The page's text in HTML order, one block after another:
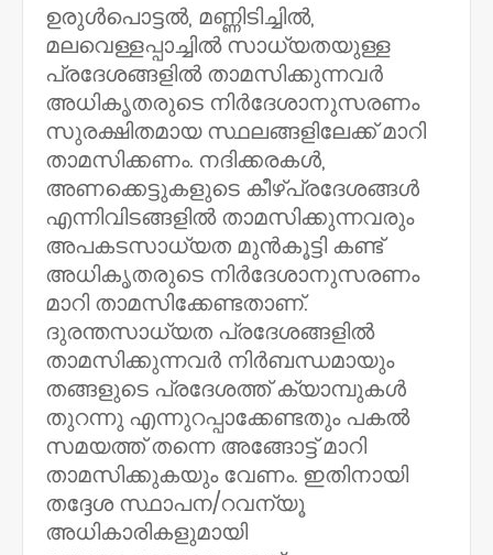
ഉരുൾപൊട്ടൽ, മണ്ണിടിച്ചിൽ,
മലവെള്ളപ്പാച്ചിൽ സാധ്യതയുള്ള
പ്രദേശങ്ങളിൽ താമസിക്കുന്നവർ
അധികൃതരുടെ നിർദേശാനുസരണം
സുരക്ഷിതമായ സ്ഥലങ്ങളിലേക്ക് മാറി
താമസിക്കണം. നദിക്കരകൾ,
അണക്കെട്ടുകളുടെ കീഴ്പ്രദേശങ്ങൾ
എന്നിവിടങ്ങളിൽ താമസിക്കുന്നവരും
അപകടസാധ്യത മുൻകൂട്ടി കണ്ട്
അധികൃതരുടെ നിർദേശാനുസരണം
മാറി താമസിക്കേണ്ടതാണ്.
ദുരന്തസാധ്യത പ്രദേശങ്ങളിൽ
താമസിക്കുന്നവർ നിർബന്ധമായും
തങ്ങളുടെ പ്രദേശത്ത് ക്യാമ്പുകൾ
തുറന്നു എന്നുറപ്പാക്കേണ്ടതും പകൽ
സമയത്ത് തന്നെ അങ്ങോട്ട് മാറി
താമസിക്കുകയും വേണം. ഇതിനായി
തദ്ദേശ സ്ഥാപന/റവന്യൂ
അധികാരികളുമായി